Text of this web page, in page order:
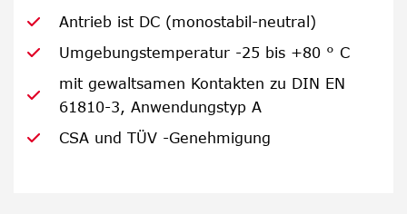
Antrieb ist DC (monostabil-neutral)
Umgebungstemperatur -25 bis +80 ° C
mit gewaltsamen Kontakten zu DIN EN
61810-3, Anwendungstyp A
CSA und TÜV -Genehmigung